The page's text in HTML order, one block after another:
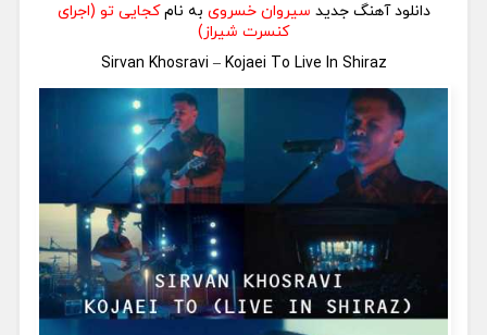
دانلود آهنگ جدید سیروان خسروی به نامکجایی تو (اجرای
کنسرت شیراز)
Sirvan Khosravi – Kojaei To Live In Shiraz